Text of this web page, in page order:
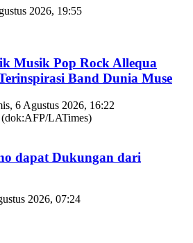
2026, 19:55
Musik Pop Rock Allequa
Band Dunia Muse
6 Agustus 2026, 16:22
dapat Dukungan dari
2026, 07:24